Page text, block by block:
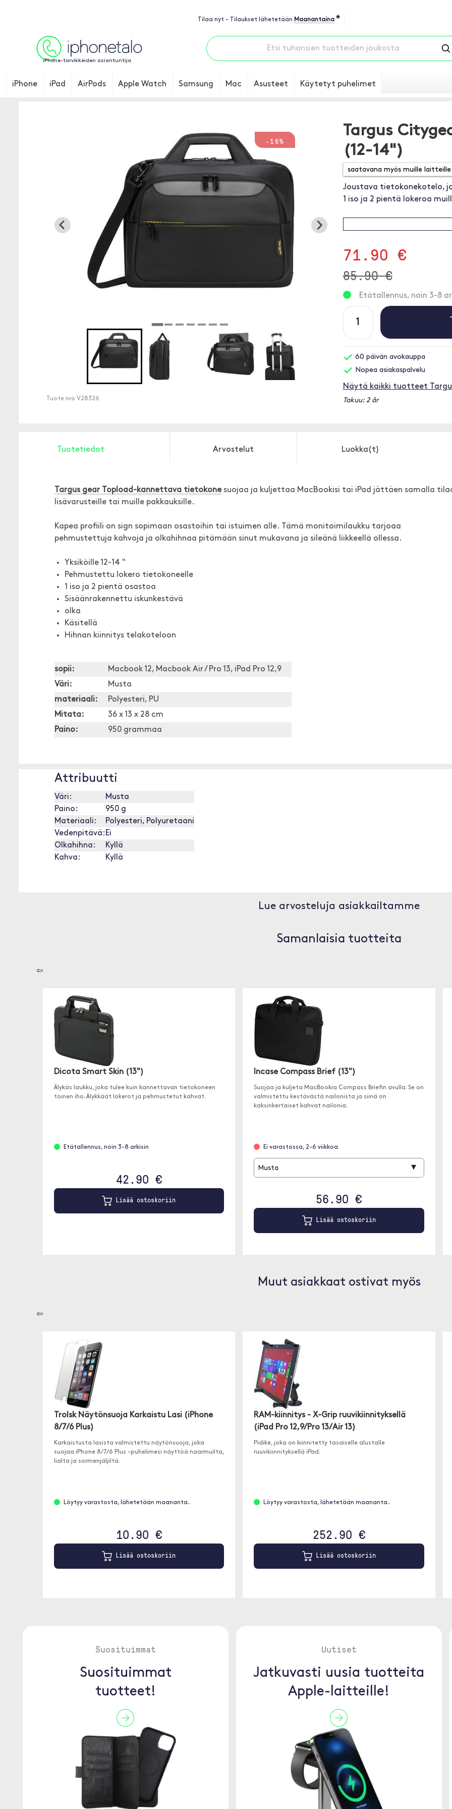
Tilaa nyt - Tilaukset lähetetään Maanantaina *
iPhone-tarvikkeiden asiantuntija
iPhone iPad AirPods Apple Watch Samsung Mac Asusteet Käytetyt puhelimet
-16%
Tuote nro V28326
Targus
(12-14")
Joustava tietokonekotelo,
1 iso ja 2 pientä lokeroa
71.90 €
85.90 €
Etätallennus, noin 3-8
60 päivän avokauppa
Nopea asiakaspalvelu
Näytä kaikki tuotteet
Takuu: 2 år
Tuotetiedot Arvostelut Luokka(t)
Targus gear Topload-kannettava tietokone suojaa ja kuljettaa MacBookisi tai iPad jättäen samalla
lisävarusteille tai muille pakkauksille.
Kapea profiili on sign sopimaan osastoihin tai istuimen alle. Tämä monitoimilaukku tarjoaa
pehmustettuja kahvoja ja olkahihnaa pitämään sinut mukavana ja sileänä liikkeellä ollessa.
Yksiköille 12-14 "
Pehmustettu lokero tietokoneelle
1 iso ja 2 pientä osastoa
Sisäänrakennettu iskunkestävä
olka
Käsitellä
Hihnan kiinnitys telakoteloon
sopii:
Macbook 12, Macbook Air / Pro 13, iPad Pro 12,9
Väri:
Musta
materiaali:
Polyesteri, PU
Mitata:
36 x 13 x 28 cm
Paino:
950 grammaa
Attribuutti
Väri:
Musta
Paino:
950 g
Materiaali:
Polyesteri, Polyuretaani
Vedenpitävä: Ei
Olkahihna:
Kyllä
Kahva:
Kyllä
Lue arvosteluja asiakkailtamme
Samanlaisia tuotteita
⇦
Dicota Smart Skin (13")
Älykäs laukku, joka tulee kuin kannettavan tietokoneen
toinen iho. Älykkäät lokerot ja pehmustetut kahvat.
Etätallennus, noin 3-8 arkisin
42.90 €
Lisää ostoskoriin
Incase Compass Brief (13")
Suojaa ja kuljeta MacBookia Compass Briefin avulla. Se on
valmistettu kestävästä nailonista ja siinä on
kaksinkertaiset kahvat nailonia.
Ei varastossa, 2-6 viikkoa
Musta ▾
56.90 €
Lisää ostoskoriin
Muut asiakkaat ostivat myös
⇦
Trolsk Näytönsuoja Karkaistu Lasi (iPhone
8/7/6 Plus)
Karkaistusta lasista valmistettu näytönsuoja, joka
suojaa iPhone 8/7/6 Plus -puhelimesi näyttöä naarmuilta,
lialta ja sormenjäljiltä.
Löytyy varastosta, lähetetään maananta..
10.90 €
Lisää ostoskoriin
RAM-kiinnitys - X-Grip ruuvikiinnityksellä
(iPad Pro 12,9/Pro 13/Air 13)
Pidike, joka on kiinnitetty tasaiselle alustalle
ruuvikiinnityksellä iPad.
Löytyy varastosta, lähetetään maananta..
252.90 €
Lisää ostoskoriin
Suosituimmat
Suosituimmat
tuotteet!
Uutiset
Jatkuvasti uusia tuotteita
Apple-laitteille!